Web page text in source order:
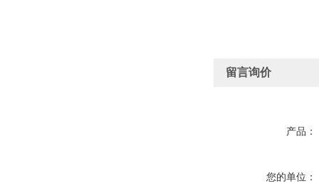
留言询价
产品：
您的单位：